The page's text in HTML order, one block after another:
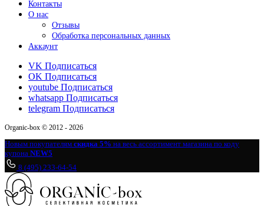
Контакты
О нас
Отзывы
Обработка персональных данных
Аккаунт
VK Подписаться
OK Подписаться
youtube Подписаться
whatsapp Подписаться
telegram Подписаться
Organic-box © 2012 - 2026
Новым покупателям скидка 5% на весь ассортимент магазина по коду
купона NEW5
8 (495) 233-64-54